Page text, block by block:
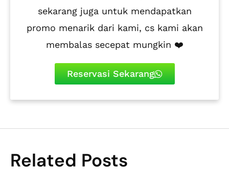
sekarang juga untuk mendapatkan
promo menarik dari kami, cs kami akan
membalas secepat mungkin ❤️
Reservasi Sekarang
Related Posts